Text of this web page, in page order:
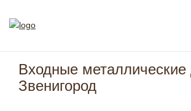
Входные металлические
Звенигород